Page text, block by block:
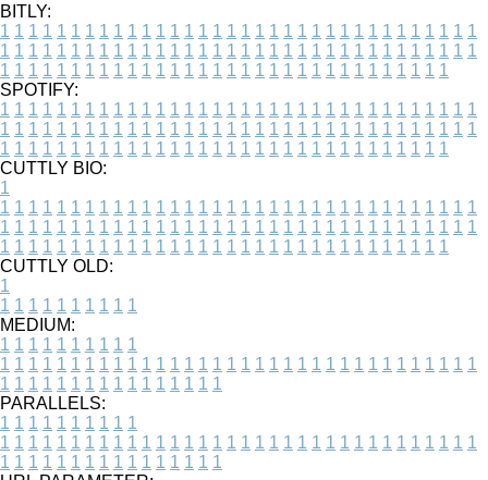
BITLY:
1 1 1 1 1 1 1 1 1 1 1 1 1 1 1 1 1 1 1 1 1 1 1 1 1 1 1 1 1 1 1 1 1 1
1 1 1 1 1 1 1 1 1 1 1 1 1 1 1 1 1 1 1 1 1 1 1 1 1 1 1 1 1 1 1 1 1 1
1 1 1 1 1 1 1 1 1 1 1 1 1 1 1 1 1 1 1 1 1 1 1 1 1 1 1 1 1 1 1 1
SPOTIFY:
1 1 1 1 1 1 1 1 1 1 1 1 1 1 1 1 1 1 1 1 1 1 1 1 1 1 1 1 1 1 1 1 1 1
1 1 1 1 1 1 1 1 1 1 1 1 1 1 1 1 1 1 1 1 1 1 1 1 1 1 1 1 1 1 1 1 1 1
1 1 1 1 1 1 1 1 1 1 1 1 1 1 1 1 1 1 1 1 1 1 1 1 1 1 1 1 1 1 1 1
CUTTLY BIO:
1
1 1 1 1 1 1 1 1 1 1 1 1 1 1 1 1 1 1 1 1 1 1 1 1 1 1 1 1 1 1 1 1 1 1
1 1 1 1 1 1 1 1 1 1 1 1 1 1 1 1 1 1 1 1 1 1 1 1 1 1 1 1 1 1 1 1 1 1
1 1 1 1 1 1 1 1 1 1 1 1 1 1 1 1 1 1 1 1 1 1 1 1 1 1 1 1 1 1 1 1
CUTTLY OLD:
1
1 1 1 1 1 1 1 1 1 1
MEDIUM:
1 1 1 1 1 1 1 1 1 1
1 1 1 1 1 1 1 1 1 1 1 1 1 1 1 1 1 1 1 1 1 1 1 1 1 1 1 1 1 1 1 1 1 1
1 1 1 1 1 1 1 1 1 1 1 1 1 1 1 1
PARALLELS:
1 1 1 1 1 1 1 1 1 1
1 1 1 1 1 1 1 1 1 1 1 1 1 1 1 1 1 1 1 1 1 1 1 1 1 1 1 1 1 1 1 1 1 1
1 1 1 1 1 1 1 1 1 1 1 1 1 1 1 1